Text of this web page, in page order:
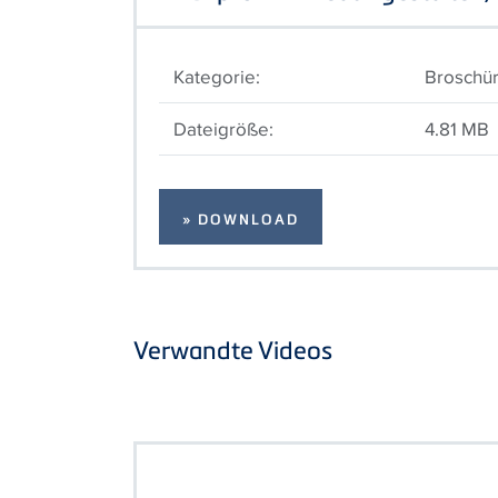
Kategorie:
Dateigröße:
4.81 MB
» DOWNLOAD
Verwandte Videos